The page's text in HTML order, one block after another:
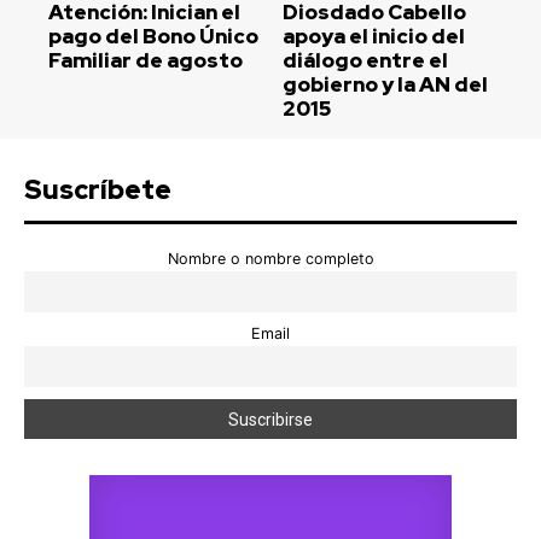
Atención: Inician el
pago del Bono Único
Familiar de agosto
Diosdado Cabello
apoya el inicio del
diálogo entre el
gobierno y la AN del
2015
Suscríbete
Nombre o nombre completo
Email